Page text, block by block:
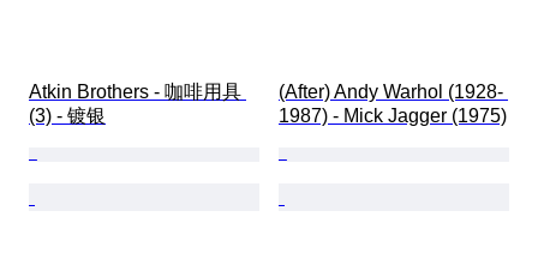
Atkin Brothers - 咖啡用具
(3) - 镀银
(After) Andy Warhol (1928-
1987) - Mick Jagger (1975)